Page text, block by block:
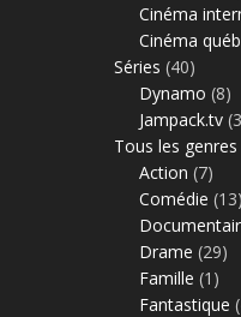
Cinéma
Cinéma
Séries (40)
Dynamo (8)
Jampack.tv
Tous les genres
Action (7)
Comédie (13)
Drame (29)
Famille (1)
Fantastique